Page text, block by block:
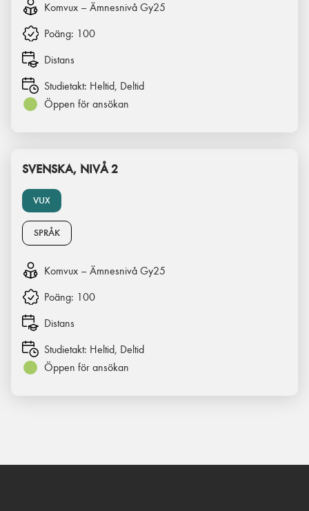
Komvux – Ämnesnivå Gy25
Poäng: 100
Distans
Studietakt: Heltid, Deltid
Öppen för ansökan
VUX
SVENSKA, NIVÅ 2
SPRÅK
Komvux – Ämnesnivå Gy25
Poäng: 100
Distans
Studietakt: Heltid, Deltid
Öppen för ansökan